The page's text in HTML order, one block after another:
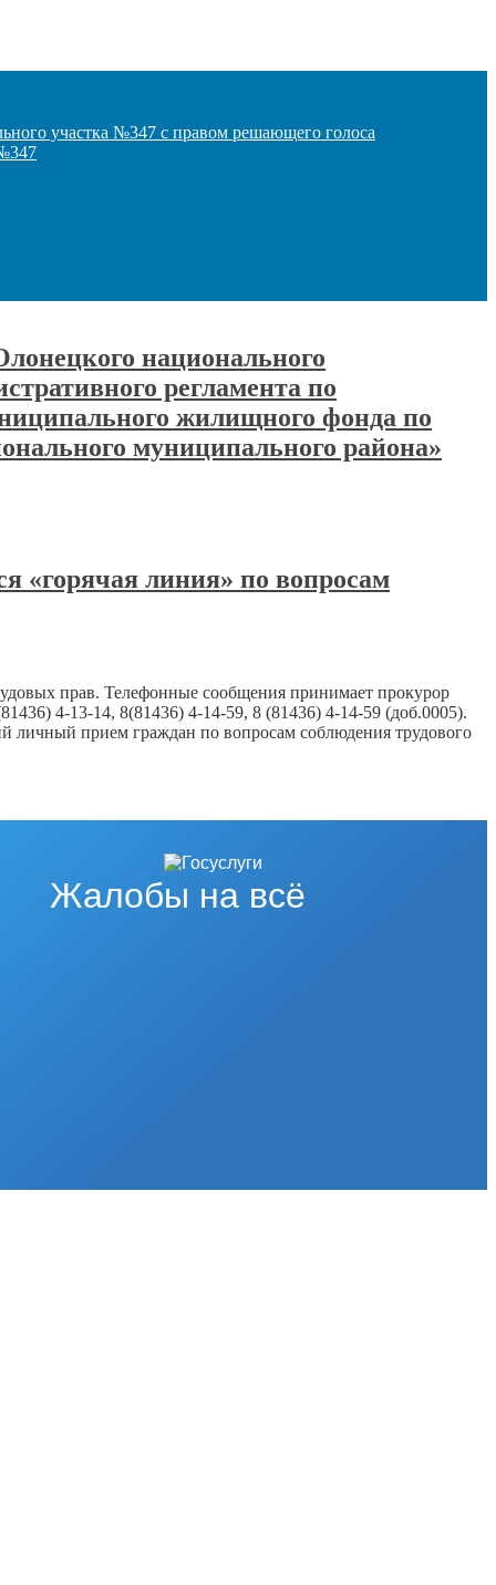
участка №347 с правом решающего голоса
национального
регламента по
жилищного фонда по
муниципального района»
«горячая линия» по вопросам
прав. Телефонные сообщения принимает прокурор
4-13-14, 8(81436) 4-14-59, 8 (81436) 4-14-59 (доб.0005).
личный прием граждан по вопросам соблюдения трудового
Жалобы на всё